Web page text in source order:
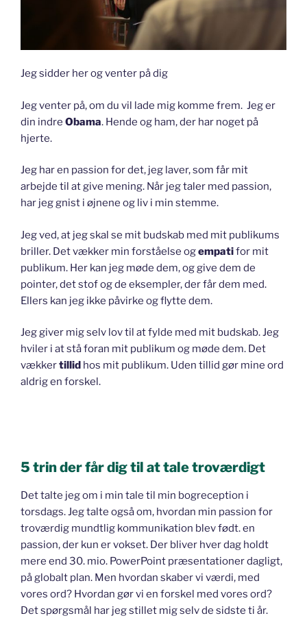
Jeg sidder her og venter på dig
Jeg venter på, om du vil lade mig komme frem. Jeg er
din indre Obama. Hende og ham, der har noget på
hjerte.
Jeg har en passion for det, jeg laver, som får mit
arbejde til at give mening. Når jeg taler med passion,
har jeg gnist i øjnene og liv i min stemme.
Jeg ved, at jeg skal se mit budskab med mit publikums
briller. Det vækker min forståelse ogempatifor mit
publikum. Her kan jeg møde dem, og give dem de
pointer, det stof og de eksempler, der får dem med.
Ellers kan jeg ikke påvirke og flytte dem.
Jeg giver mig selv lov til at fylde med mit budskab. Jeg
hviler i at stå foran mit publikum og møde dem. Det
vækkertillid hos mit publikum. Uden tillid gør mine ord
aldrig en forskel.
5 trin der får dig til at tale troværdigt
Det talte jeg om i min tale til min bogreception i
torsdags. Jeg talte også om, hvordan min passion for
troværdig mundtlig kommunikation blev født. en
passion, der kun er vokset. Der bliver hver dag holdt
mere end 30. mio. PowerPoint præsentationer dagligt,
på globalt plan. Men hvordan skaber vi værdi, med
vores ord? Hvordan gør vi en forskel med vores ord?
Det spørgsmål har jeg stillet mig selv de sidste ti år.